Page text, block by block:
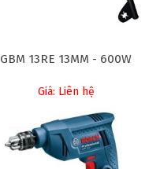
GBM 13RE 13MM - 600W
Giá: Liên hệ